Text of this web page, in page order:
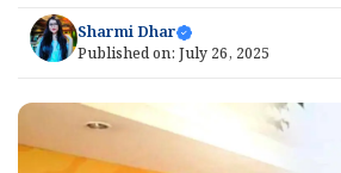
Sharmi Dhar
Published on: July 26, 2025